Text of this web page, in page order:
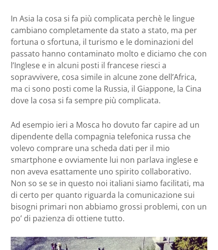
In Asia la cosa si fa più complicata perchè le lingue
cambiano completamente da stato a stato, ma per
fortuna o sfortuna, il turismo e le dominazioni del
passato hanno contaminato molto e diciamo che con
l’Inglese e in alcuni posti il francese riesci a
sopravvivere, cosa simile in alcune zone dell’Africa,
ma ci sono posti come la Russia, il Giappone, la Cina
dove la cosa si fa sempre più complicata.
Ad esempio ieri a Mosca ho dovuto far capire ad un
dipendente della compagnia telefonica russa che
volevo comprare una scheda dati per il mio
smartphone e ovviamente lui non parlava inglese e
non aveva esattamente uno spirito collaborativo.
Non so se se in questo noi italiani siamo facilitati, ma
di certo per quanto riguarda la comunicazione sui
bisogni primari non abbiamo grossi problemi, con un
po’ di pazienza di ottiene tutto.